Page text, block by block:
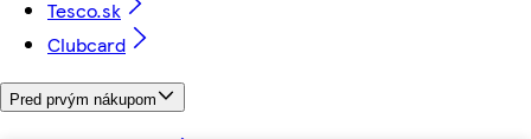
Tesco.sk
Clubcard
Pred prvým nákupom